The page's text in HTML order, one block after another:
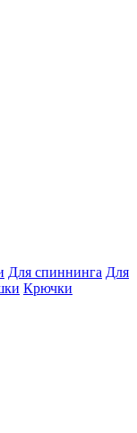
Для спиннинга Для
Крючки